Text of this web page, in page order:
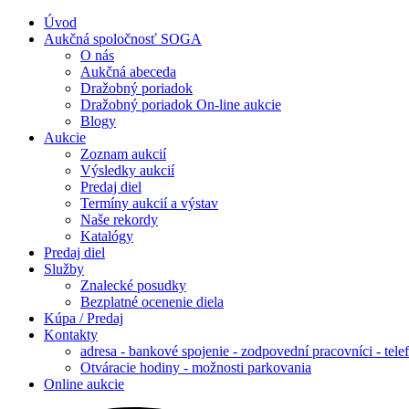
Úvod
Aukčná spoločnosť SOGA
O nás
Aukčná abeceda
Dražobný poriadok
Dražobný poriadok On-line aukcie
Blogy
Aukcie
Zoznam aukcií
Výsledky aukcií
Predaj diel
Termíny aukcií a výstav
Naše rekordy
Katalógy
Predaj diel
Služby
Znalecké posudky
Bezplatné ocenenie diela
Kúpa / Predaj
Kontakty
adresa - bankové spojenie - zodpovední pracovníci -
Otváracie hodiny - možnosti parkovania
Online aukcie